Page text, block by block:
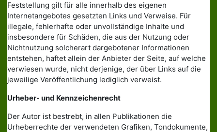
Feststellung gilt für alle innerhalb des eigenen
Internetangebotes gesetzten Links und Verweise. Für
illegale, fehlerhafte oder unvollständige Inhalte und
insbesondere für Schäden, die aus der Nutzung oder
Nichtnutzung solcherart dargebotener Informationen
entstehen, haftet allein der Anbieter der Seite, auf welche
verwiesen wurde, nicht derjenige, der über Links auf die
jeweilige Veröffentlichung lediglich verweist.
Urheber- und Kennzeichenrecht
Der Autor ist bestrebt, in allen Publikationen die
Urheberrechte der verwendeten Grafiken, Tondokumente,